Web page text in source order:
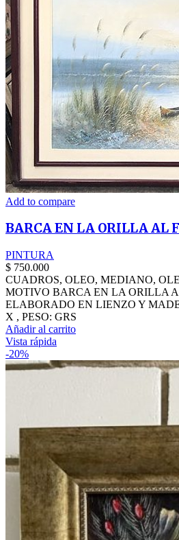
Add to compare
BARCA EN LA ORILLA AL
PINTURA
$ 750.000
CUADROS, OLEO, MEDIANO,
MOTIVO BARCA EN LA ORILLA
ELABORADO EN LIENZO Y
X , PESO: GRS
Añadir al carrito
Vista rápida
-20%